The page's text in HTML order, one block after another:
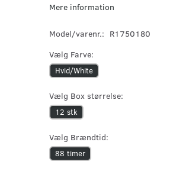
Mere information
Model/varenr.: R1750180
Vælg Farve:
Hvid/White
Vælg Box størrelse:
12 stk
Vælg Brændtid:
88 timer